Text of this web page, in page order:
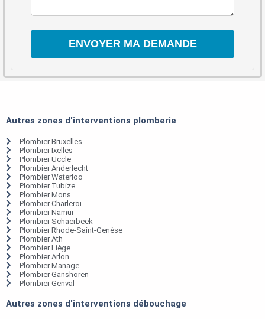
Autres zones d'interventions plomberie
Plombier Bruxelles
Plombier Ixelles
Plombier Uccle
Plombier Anderlecht
Plombier Waterloo
Plombier Tubize
Plombier Mons
Plombier Charleroi
Plombier Namur
Plombier Schaerbeek
Plombier Rhode-Saint-Genèse
Plombier Ath
Plombier Liège
Plombier Arlon
Plombier Manage
Plombier Ganshoren
Plombier Genval
Autres zones d'interventions débouchage